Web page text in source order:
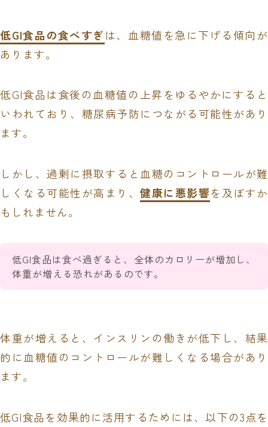
低GI食品の食べすぎは、血糖値を急に下げる傾向が
あります。
低GI食品は食後の血糖値の上昇をゆるやかにすると
いわれており、糖尿病予防につながる可能性があり
ます。
しかし、過剰に摂取すると血糖のコントロールが難
しくなる可能性が高まり、健康に悪影響を及ぼすか
もしれません。
低GI食品は食べ過ぎると、全体のカロリーが増加し、
体重が増える恐れがあるのです。
体重が増えると、インスリンの働きが低下し、結果
的に血糖値のコントロールが難しくなる場合があり
ます。
低GI食品を効果的に活用するためには、以下の3点を